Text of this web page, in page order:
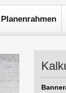
Planenrahmen